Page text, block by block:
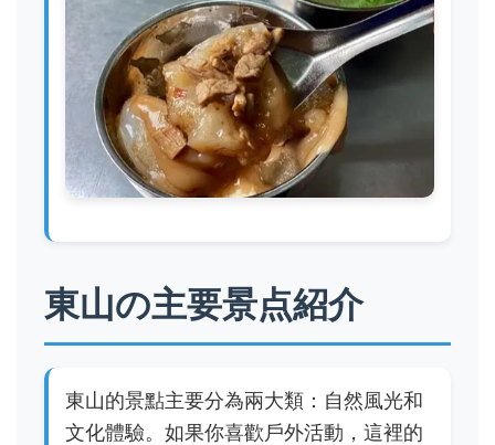
東山の主要景点紹介
東山的景點主要分為兩大類：自然風光和
文化體驗。如果你喜歡戶外活動，這裡的